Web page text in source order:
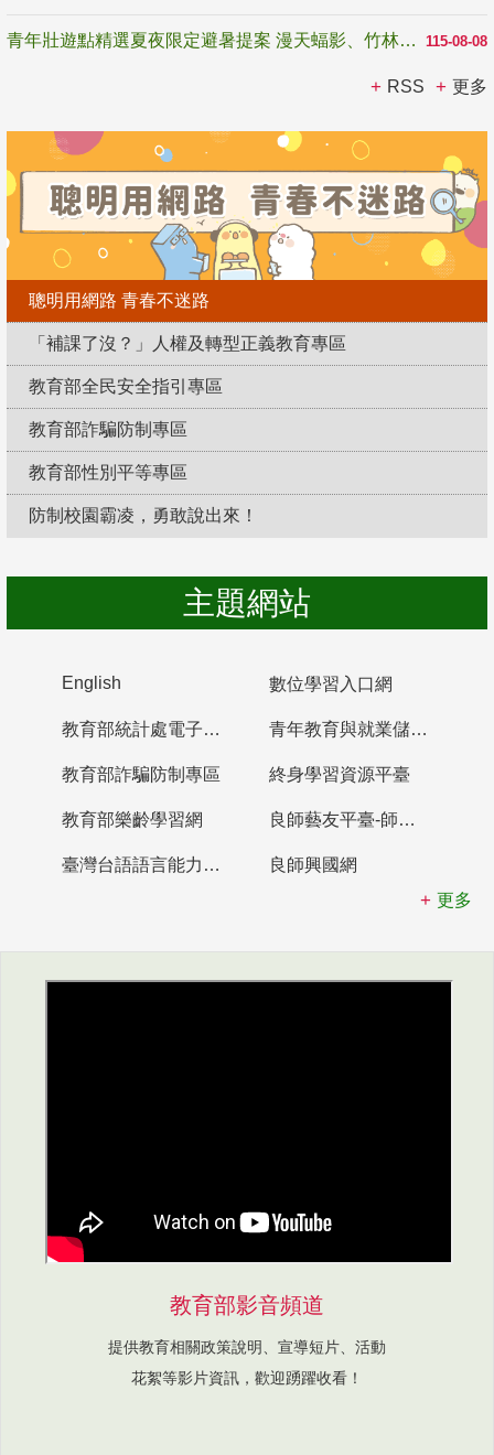
115-08-08
青年壯遊點精選夏夜限定避暑提案 漫天蝠影、竹林尋蛙、茶香夜觀 邀青年暮色出發
RSS 更多
聰明用網路 青春不迷路
「補課了沒？」人權及轉型正義教育專區
教育部全民安全指引專區
教育部詐騙防制專區
教育部性別平等專區
防制校園霸凌，勇敢說出來！
主題網站
English 數位學習入口網
教育部統計處電子書櫃 青年教育與就業儲蓄帳戶
教育部詐騙防制專區 終身學習資源平臺
教育部樂齡學習網 良師藝友平臺-師資培育整合平臺
臺灣台語語言能力認證網站
良師興國網
更多
教育部影音頻道
提供教育相關政策說明、宣導短片、活動
花絮等影片資訊，歡迎踴躍收看！